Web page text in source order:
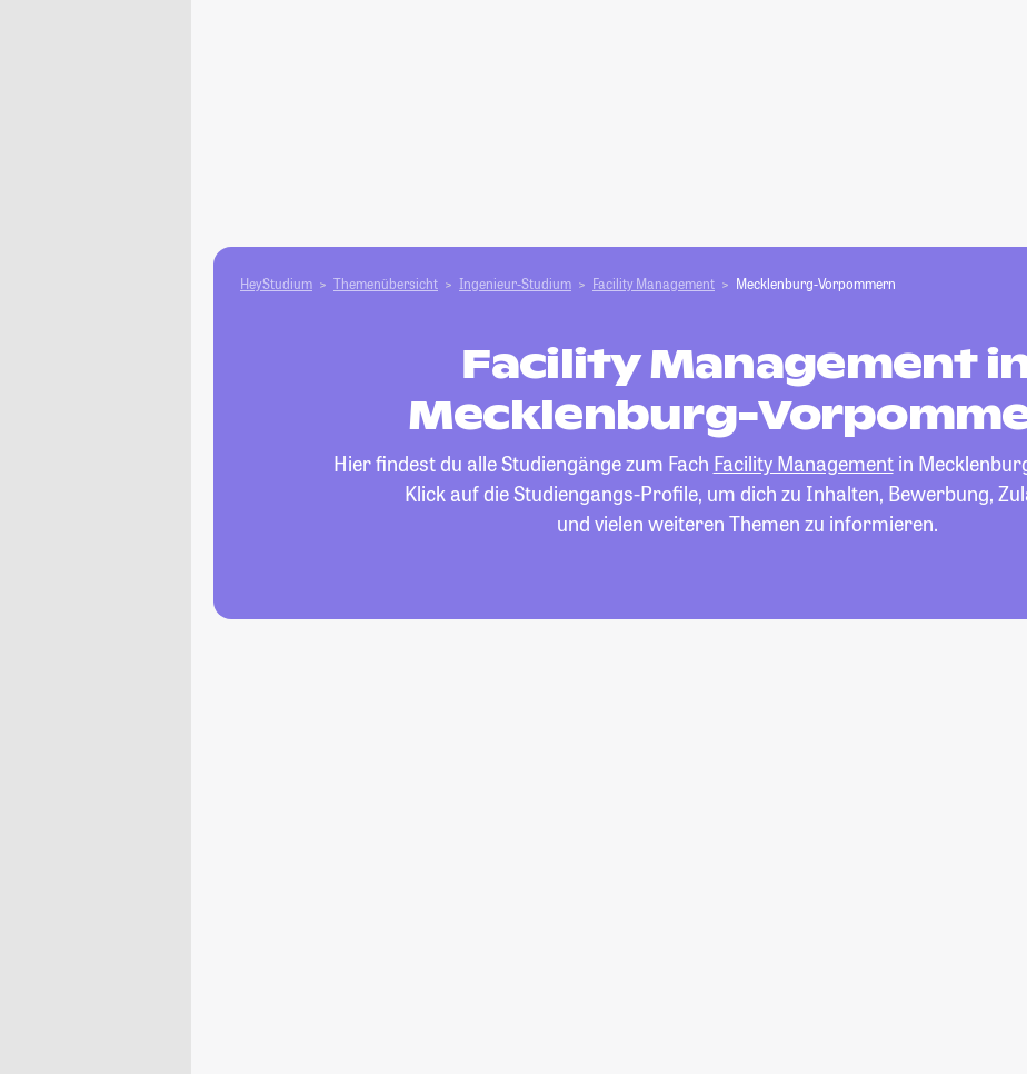
HeyStudium Themenübersicht Ingenieur-Studium Facility Management Mecklenburg-Vorpommern
Facility Management
Mecklenburg-
Hier findest du alle Studiengänge zum Fach Facility Managementin
Klick auf die Studiengangs-Profile, um dich zu Inhalten, Bewerbung,
und vielen weiteren Themen zu informieren.